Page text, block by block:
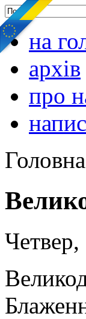
на
архів
про
Головна